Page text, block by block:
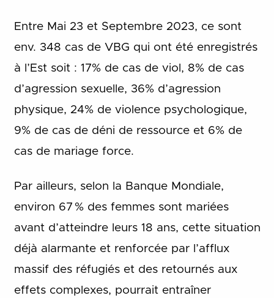
Entre Mai 23 et Septembre 2023, ce sont
env. 348 cas de VBG qui ont été enregistrés
à l’Est soit : 17% de cas de viol, 8% de cas
d’agression sexuelle, 36% d’agression
physique, 24% de violence psychologique,
9% de cas de déni de ressource et 6% de
cas de mariage force.
Par ailleurs, selon la Banque Mondiale,
environ 67 % des femmes sont mariées
avant d’atteindre leurs 18 ans, cette situation
déjà alarmante et renforcée par l’afflux
massif des réfugiés et des retournés aux
effets complexes, pourrait entraîner